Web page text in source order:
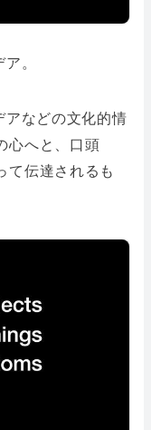
。
アなどの文化的情
心へと、口頭
て伝達されるも